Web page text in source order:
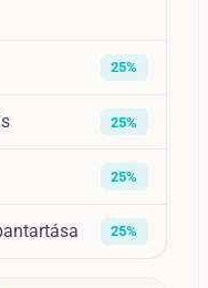
25%
25%
25%
25%